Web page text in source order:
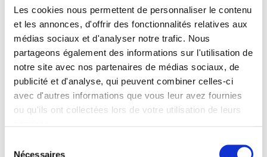
Les cookies nous permettent de personnaliser le contenu
et les annonces, d'offrir des fonctionnalités relatives aux
médias sociaux et d'analyser notre trafic. Nous
partageons également des informations sur l'utilisation de
notre site avec nos partenaires de médias sociaux, de
publicité et d'analyse, qui peuvent combiner celles-ci
avec d'autres informations que vous leur avez fournies
ou qu'ils ont collectées lors de votre utilisation de leurs
Nécessaires
CJA, il assiste et conseille ces professionnels lors de
leurs associations (contrat d’exercice en commun,
SCP, SEL, SCM, SPFPL…) ainsi qu’au moment de la
transmission de leur patientèle.
Parallèlement, il a acquis une solide expérience dans
le conseil auprès des établissements privés de santé
qu’il assiste tant dans leurs relations avec les
praticiens que dans le cadre de leurs projets de